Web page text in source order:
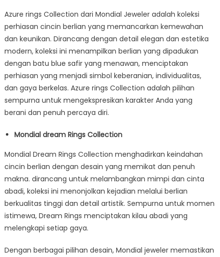
Azure rings Collection dari Mondial Jeweler adalah koleksi
perhiasan cincin berlian yang memancarkan kemewahan
dan keunikan. Dirancang dengan detail elegan dan estetika
modern, koleksi ini menampilkan berlian yang dipadukan
dengan batu blue safir yang menawan, menciptakan
perhiasan yang menjadi simbol keberanian, individualitas,
dan gaya berkelas. Azure rings Collection adalah pilihan
sempurna untuk mengekspresikan karakter Anda yang
berani dan penuh percaya diri.
Mondial dream Rings Collection
Mondial Dream Rings Collection menghadirkan keindahan
cincin berlian dengan desain yang memikat dan penuh
makna. dirancang untuk melambangkan mimpi dan cinta
abadi, koleksi ini menonjolkan kejadian melalui berlian
berkualitas tinggi dan detail artistik. Sempurna untuk momen
istimewa, Dream Rings menciptakan kilau abadi yang
melengkapi setiap gaya.
Dengan berbagai pilihan desain, Mondial jeweler memastikan